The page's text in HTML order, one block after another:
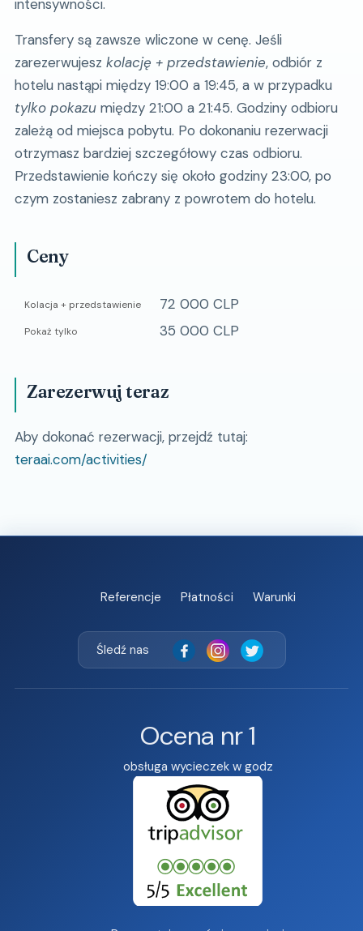
intensywności.
Transfery są zawsze wliczone w cenę. Jeśli
zarezerwujesz kolację + przedstawienie, odbiór z
hotelu nastąpi między 19:00 a 19:45, a w przypadku
tylko pokazumiędzy 21:00 a 21:45. Godziny odbioru
zależą od miejsca pobytu. Po dokonaniu rezerwacji
otrzymasz bardziej szczegółowy czas odbioru.
Przedstawienie kończy się około godziny 23:00, po
czym zostaniesz zabrany z powrotem do hotelu.
Ceny
Kolacja + przedstawienie 72 000 CLP
Pokaż tylko 35 000 CLP
Zarezerwuj teraz
Aby dokonać rezerwacji, przejdź tutaj:
teraai.com/activities/
Referencje Płatności Warunki
Śledź nas
Ocena nr 1
obsługa wycieczek w godz